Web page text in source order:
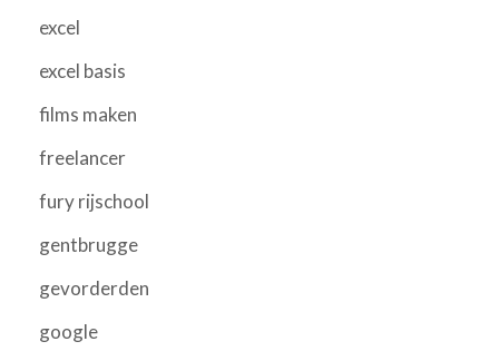
excel
excel basis
films maken
freelancer
fury rijschool
gentbrugge
gevorderden
google